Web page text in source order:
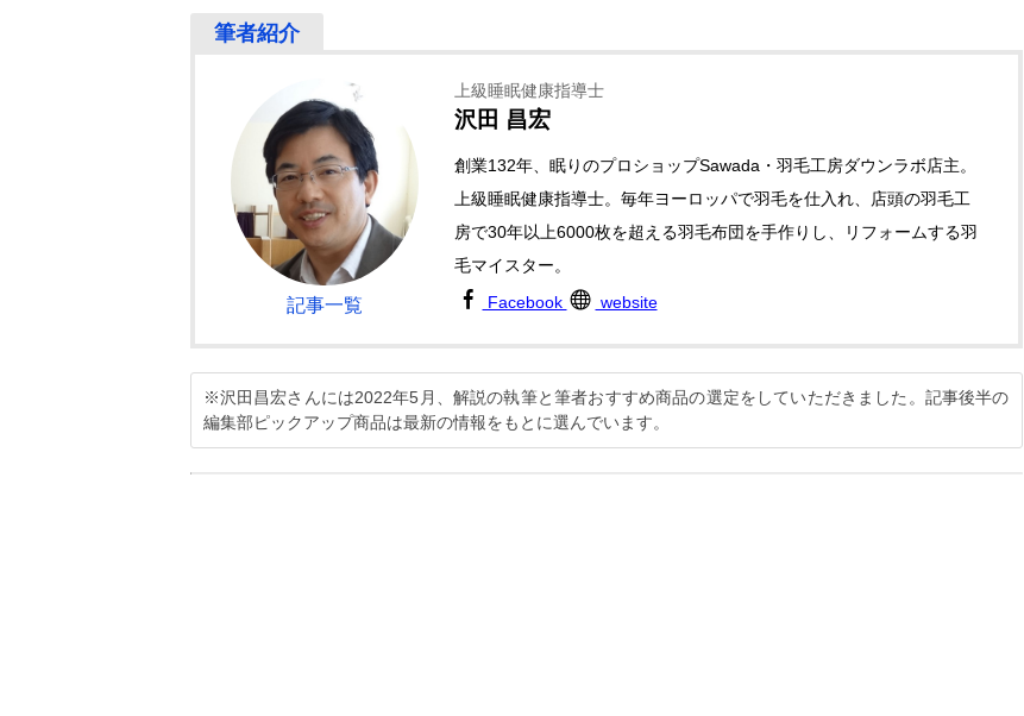
記事一覧
上級睡眠健康指導士
沢田 昌宏
創業132年、眠りのプロショップSawada・羽毛工房ダウンラボ店主。
上級睡眠健康指導士。毎年ヨーロッパで羽毛を仕入れ、店頭の羽毛工
房で30年以上6000枚を超える羽毛布団を手作りし、リフォームする羽
毛マイスター。
Facebook
website
※沢田昌宏さんには2022年5月、解説の執筆と筆者おすすめ商品の選定をしていただきました。記事後半の
編集部ピックアップ商品は最新の情報をもとに選んでいます。